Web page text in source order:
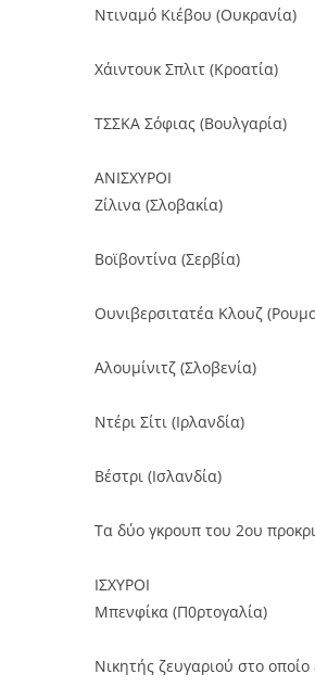
Ντιναμό Κιέβου (Ουκρανία)
Χάιντουκ Σπλιτ (Κροατία)
ΤΣΣΚΑ Σόφιας (Βουλγαρία)
ΑΝΙΣΧΥΡΟΙ
Ζίλινα (Σλοβακία)
Βοϊβοντίνα (Σερβία)
Ουνιβερσιτατέα Κλουζ
Αλουμίνιτζ (Σλοβενία)
Ντέρι Σίτι (Ιρλανδία)
Βέστρι (Ισλανδία)
Τα δύο γκρουπ του 2ου
ΙΣΧΥΡΟΙ
Μπενφίκα (Π0ρτογαλία)
Νικητής ζευγαριού στο